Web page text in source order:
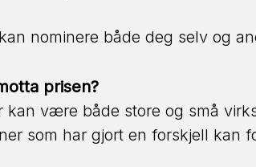
nominere både deg selv og
prisen?
kan være både store og små
som har gjort en forskjell kan